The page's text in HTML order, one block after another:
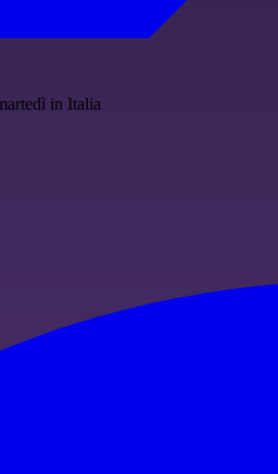
in Italia